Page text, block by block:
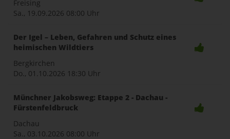
Freising
Sa., 19.09.2026 08:00 Uhr
Der Igel – Leben, Gefahren und Schutz eines
heimischen Wildtiers
Bergkirchen
Do., 01.10.2026 18:30 Uhr
Münchner Jakobsweg: Etappe 2 - Dachau -
Fürstenfeldbruck
Dachau
Sa., 03.10.2026 08:00 Uhr